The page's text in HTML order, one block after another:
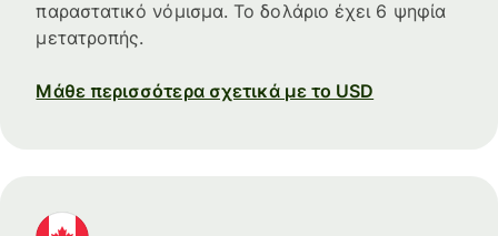
παραστατικό νόμισμα. Το δολάριο έχει 6 ψηφία
μετατροπής.
Μάθε περισσότερα σχετικά με το USD